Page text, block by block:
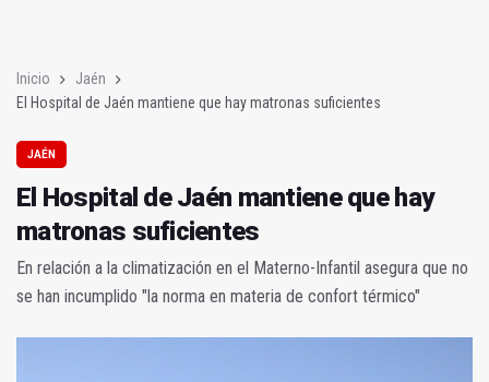
Inicio
Jaén
El Hospital de Jaén mantiene que hay matronas suficientes
JAÉN
El Hospital de Jaén mantiene que hay
matronas suficientes
En relación a la climatización en el Materno-Infantil asegura que no
se han incumplido "la norma en materia de confort térmico"